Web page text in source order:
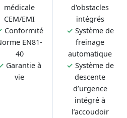
médicale
CEM/EMI
Conformité
EN81-
40
Garantie à
vie
d'obstacles
intégrés
✓ Système de
freinage
automatique
✓ Système de
descente
d’urgence
intégré à
l’accoudoir